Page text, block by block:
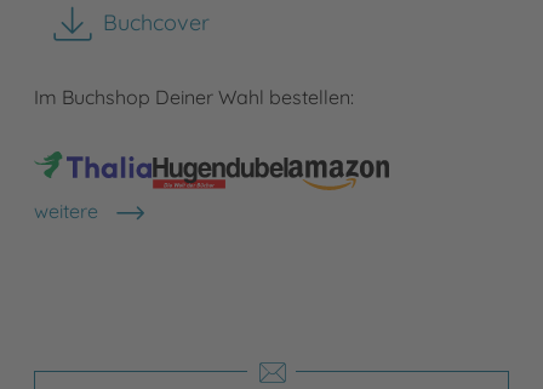
Buchcover
herunterladen
Im Buchshop Deiner Wahl bestellen:
weitere
Shops anzeigen